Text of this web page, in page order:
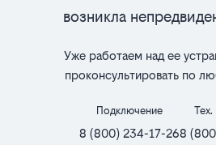
Возникла
Уже работаем над ее
проконсультировать по
Подключение
8 (800) 234-17-268